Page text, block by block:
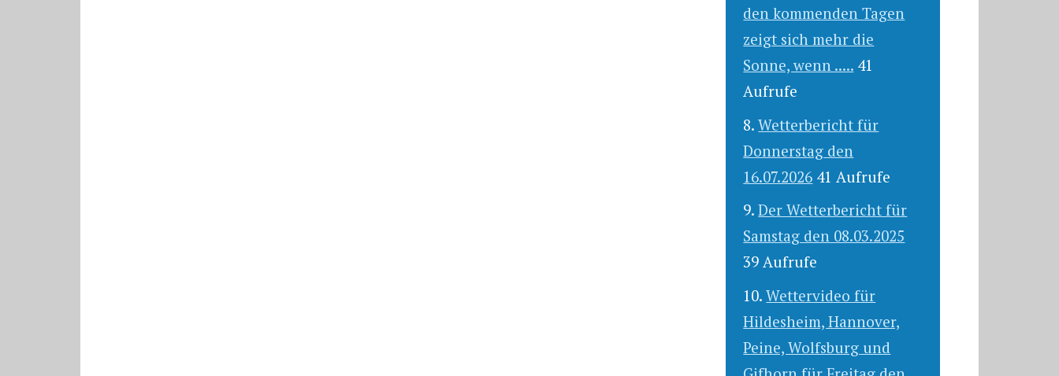
den kommenden Tagen
zeigt sich mehr die
Sonne, wenn ..... 41
Aufrufe
Wetterbericht für
Donnerstag den
16.07.2026 41 Aufrufe
Der Wetterbericht für
Samstag den 08.03.2025
39 Aufrufe
Wettervideo für
Hildesheim, Hannover,
Peine, Wolfsburg und